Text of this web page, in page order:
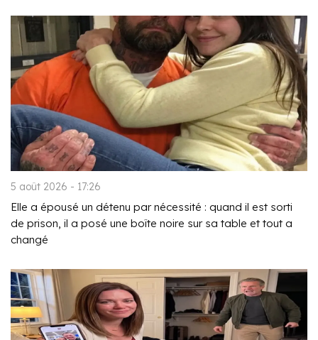
5 août 2026 - 17:26
Elle a épousé un détenu par nécessité : quand il est sorti
de prison, il a posé une boîte noire sur sa table et tout a
changé